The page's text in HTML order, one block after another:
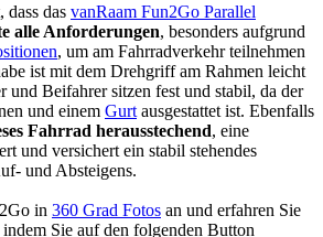
das vanRaam Fun2Go Parallel
alle Anforderungen, besonders aufgrund
, um am Fahrradverkehr teilnehmen
ist mit dem Drehgriff am Rahmen leicht
und Beifahrer sitzen fest und stabil, da der
und einem Gurt ausgestattet ist. Ebenfalls
Fahrrad herausstechend, eine
und versichert ein stabil stehendes
und Absteigens.
in 360 Grad Fotos an und erfahren Sie
Sie auf den folgenden Button